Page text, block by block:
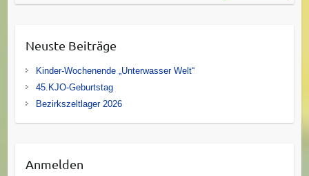
Neuste Beiträge
Kinder-Wochenende „Unterwasser Welt“
45.KJO-Geburtstag
Bezirkszeltlager 2026
Anmelden